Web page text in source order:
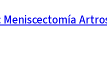
Meniscectomía